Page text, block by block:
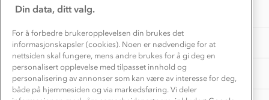
Jul
2023
OM OSS
TIPS OG RÅD
Turmat oppskrifter
Beredskap
AKTIVITETER
Leirskole 🥾
Barnehageansatt
Tips til hyttetur
Din data, ditt valg.
For å forbedre brukeropplevelsen din brukes det
informasjonskapsler (cookies). Noen er nødvendige for at
nettsiden skal fungere, mens andre brukes for å gi deg en
personalisert opplevelse med tilpasset innhold og
personalisering av annonser som kan være av interesse for deg,
både på hjemmesiden og via markedsføring. Vi deler